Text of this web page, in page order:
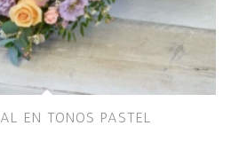
EN TONOS PASTEL